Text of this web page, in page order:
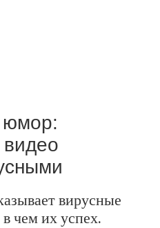
юмор:
видео
вирусные
чем их успех.